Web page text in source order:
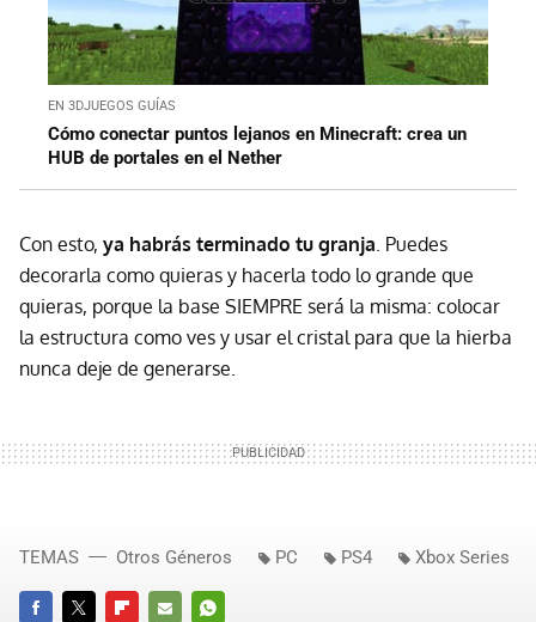
EN 3DJUEGOS GUÍAS
Cómo conectar puntos lejanos en Minecraft: crea un
HUB de portales en el Nether
Con esto, ya habrás terminado tu granja . Puedes
decorarla como quieras y hacerla todo lo grande que
quieras, porque la base SIEMPRE será la misma: colocar
la estructura como ves y usar el cristal para que la hierba
nunca deje de generarse.
TEMAS Otros Géneros PC PS4 Xbox Series